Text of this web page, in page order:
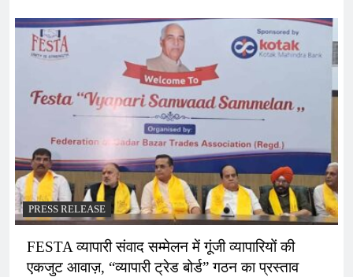
PRESS RELEASE
FESTA व्यापारी संवाद सम्मेलन में गूंजी व्यापारियों की
एकजुट आवाज़, “व्यापारी ट्रेड बोर्ड” गठन का प्रस्ताव